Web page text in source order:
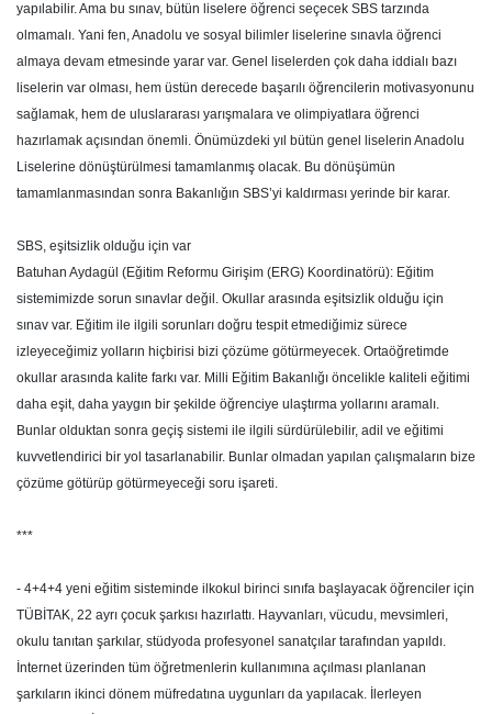
yapılabilir. Ama bu sınav, bütün liselere öğrenci seçecek SBS tarzında
olmamalı. Yani fen, Anadolu ve sosyal bilimler liselerine sınavla öğrenci
almaya devam etmesinde yarar var. Genel liselerden çok daha iddialı bazı
liselerin var olması, hem üstün derecede başarılı öğrencilerin motivasyonunu
sağlamak, hem de uluslararası yarışmalara ve olimpiyatlara öğrenci
hazırlamak açısından önemli. Önümüzdeki yıl bütün genel liselerin Anadolu
Liselerine dönüştürülmesi tamamlanmış olacak. Bu dönüşümün
tamamlanmasından sonra Bakanlığın SBS’yi kaldırması yerinde bir karar.
SBS, eşitsizlik olduğu için var
Batuhan Aydagül (Eğitim Reformu Girişim (ERG) Koordinatörü): Eğitim
sistemimizde sorun sınavlar değil. Okullar arasında eşitsizlik olduğu için
sınav var. Eğitim ile ilgili sorunları doğru tespit etmediğimiz sürece
izleyeceğimiz yolların hiçbirisi bizi çözüme götürmeyecek. Ortaöğretimde
okullar arasında kalite farkı var. Milli Eğitim Bakanlığı öncelikle kaliteli eğitimi
daha eşit, daha yaygın bir şekilde öğrenciye ulaştırma yollarını aramalı.
Bunlar olduktan sonra geçiş sistemi ile ilgili sürdürülebilir, adil ve eğitimi
kuvvetlendirici bir yol tasarlanabilir. Bunlar olmadan yapılan çalışmaların bize
çözüme götürüp götürmeyeceği soru işareti.
***
- 4+4+4 yeni eğitim sisteminde ilkokul birinci sınıfa başlayacak öğrenciler için
TÜBİTAK, 22 ayrı çocuk şarkısı hazırlattı. Hayvanları, vücudu, mevsimleri,
okulu tanıtan şarkılar, stüdyoda profesyonel sanatçılar tarafından yapıldı.
İnternet üzerinden tüm öğretmenlerin kullanımına açılması planlanan
şarkıların ikinci dönem müfredatına uygunları da yapılacak. İlerleyen